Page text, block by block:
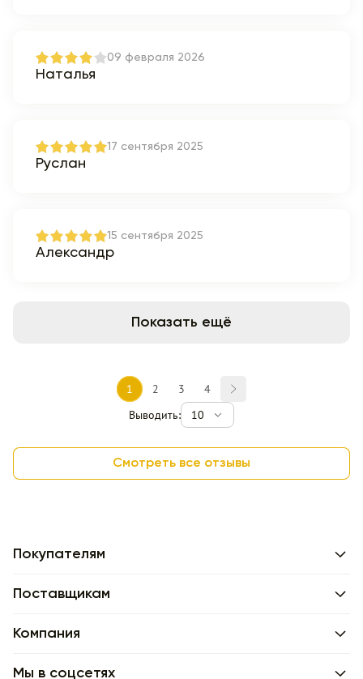
09 февраля 2026
Наталья
17 сентября 2025
Руслан
15 сентября 2025
Александр
Показать ещё
1 2 3
4
Выводить:
10
Смотреть все отзывы
Покупателям
Поставщикам
Компания
Мы в соцсетях